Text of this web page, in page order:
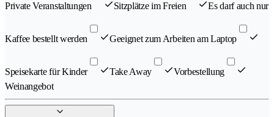
Private Veranstaltungen Sitzplätze im Freien Es darf auch nur
Kaffee bestellt werden Geeignet zum Arbeiten am Laptop
Speisekarte für Kinder Take Away
Vorbestellung
Weinangebot